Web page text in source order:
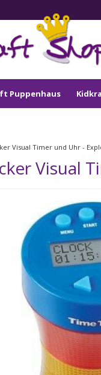
Puppenhaus
Visual Timer und Uhr -
Visual